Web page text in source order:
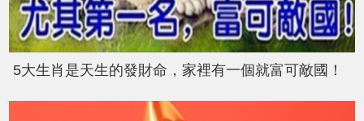
5大生肖是天生的發財命，家裡有一個就富可敵國！